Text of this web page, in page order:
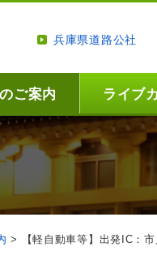
兵庫県道路公社
ご案内 ライブ
> 【軽自動車等】出発IC：